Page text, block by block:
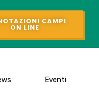
CAMPI
ON LINE
Eventi